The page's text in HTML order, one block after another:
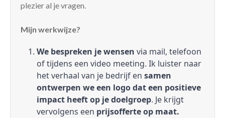
plezier al je vragen.
Mijn werkwijze?
We bespreken je wensen via mail, telefoon
of tijdens een video meeting. Ik luister naar
het verhaal van je bedrijf en samen
ontwerpen we een logo dat een positieve
impact heeft op je doelgroep. Je krijgt
vervolgens een prijsofferte op maat.